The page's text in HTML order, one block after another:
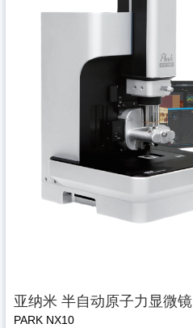
亚纳米 半自动原子力显微镜
PARK NX10